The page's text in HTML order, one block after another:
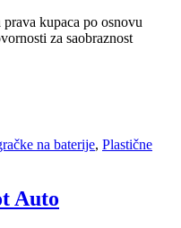
prava kupaca po osnovu
za saobraznost
na baterije, Plastične
Auto